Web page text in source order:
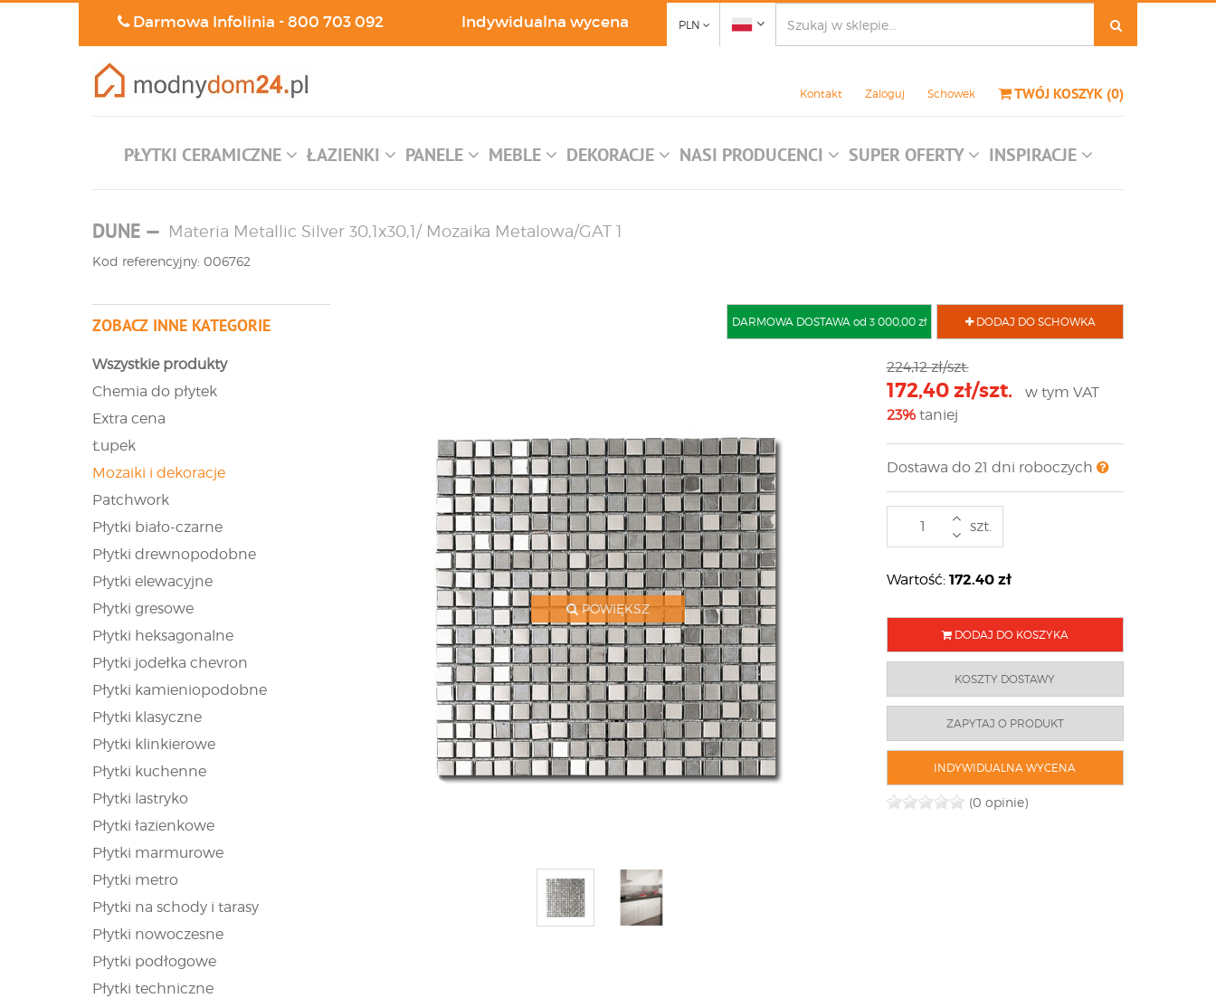
Darmowa Infolinia -800 703 092 Indywidualna wycena PLN
Kontakt Zaloguj Schowek TWÓJ KOSZYK (0)
PŁYTKI CERAMICZNE ŁAZIENKI PANELE MEBLE DEKORACJE NASI PRODUCENCI SUPER OFERTY INSPIRACJE
DUNE — Materia Metallic Silver 30,1x30,1/ Mozaika Metalowa/GAT 1
Kod referencyjny: 006762
ZOBACZ INNE KATEGORIE
Wszystkie produkty
Chemia do płytek
Extra cena
Łupek
Mozaiki i dekoracje
Patchwork
Płytki biało-czarne
Płytki drewnopodobne
Płytki elewacyjne
Płytki gresowe
Płytki heksagonalne
Płytki jodełka chevron
Płytki kamieniopodobne
Płytki klasyczne
Płytki klinkierowe
Płytki kuchenne
Płytki lastryko
Płytki łazienkowe
Płytki marmurowe
Płytki metro
Płytki na schody i tarasy
Płytki nowoczesne
Płytki podłogowe
Płytki techniczne
DODAJ DO SCHOWKA
DARMOWA DOSTAWA od 3 000,00 zł
POWIĘKSZ
224,12 zł/szt.
172,40 zł/szt.
w tym VAT
23%taniej
Dostawa do 21 dni roboczych
szt.
Wartość: 172.40zł
DODAJ DO KOSZYKA
KOSZTY DOSTAWY
ZAPYTAJ O PRODUKT
INDYWIDUALNA WYCENA
(0 opinie)